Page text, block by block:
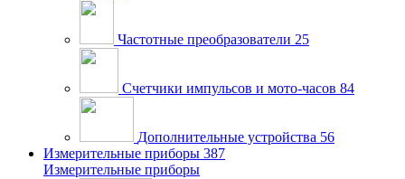
Частотные преобразователи 25
Счетчики импульсов и мото-часов 84
Дополнительные устройства 56
Измерительные приборы 387
Измерительные приборы